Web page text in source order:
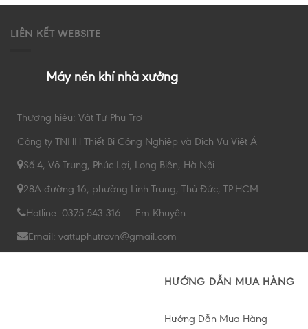
LIÊN KẾT WEBSITE
Máy nén khí nhà xưởng
Thương hiệu: Vật Tư Phụ Trợ
Công ty TNHH Thiết Bị Công Nghiệp và Dịch Vụ Việt Á
Số 4, Võ Trung, Phúc Lợi, Long Biên, Hà Nội
28A đường 16, phường Linh Trung, Thủ Đức, TP.HCM
Hotline: 0375 543 316 – Em Khuyên
Email: vattuphutrovn@gmail.com
HƯỚNG DẪN MUA HÀNG
Hướng Dẫn Mua Hàng